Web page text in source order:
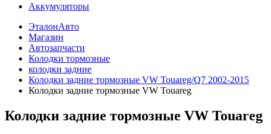
Аккумуляторы
ЭталонАвто
Магазин
Автозапчасти
Колодки тормозные
колодки задние
Колодки задние тормозные VW Touareg/Q7 2002-2015
Колодки задние тормозные VW Touareg
Колодки задние тормозные VW Touareg